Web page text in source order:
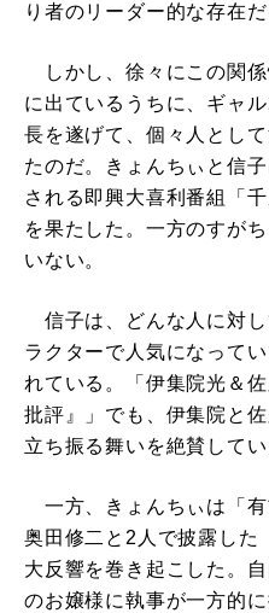
り者のリーダー的な存在
しかし、徐々にこの関
に出ているうちに、ギャ
長を遂げて、個々人とし
たのだ。きょんちぃと信
される即興大喜利番組「
を果たした。一方のすが
いない。
信子は、どんな人に対し
ラクターで人気になって
れている。「伊集院光＆
批評』」でも、伊集院と
立ち振る舞いを絶賛してい
一方、きょんちぃは「
奥田修二と2人で披露した
大反響を巻き起こした。
のお嬢様に執事が一方的